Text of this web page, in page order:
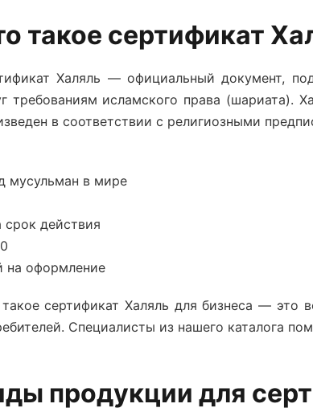
такое сертификат
Халяль — официальный документ,
требованиям исламского права (шариата).
в соответствии с религиозными
мусульман в мире
срок действия
на оформление
сертификат Халяль для бизнеса — это
Специалисты из нашего каталога
продукции для